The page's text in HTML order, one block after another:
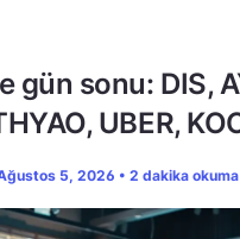
gün sonu: DIS,
UBER,
5, 2026 • 2 dakika